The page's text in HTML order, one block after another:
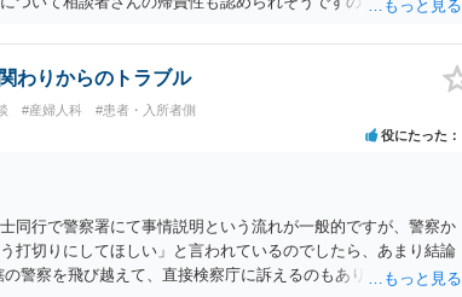
わりからのトラブル
#産婦人科 #患者・入所者側
役にたった
同行で警察署にて事情説明という流れが一般的ですが、警察か
打切りにしてほしい」と言われているのでしたら、あまり結論
警察を飛び越えて、直接検察庁に訴えるのもありかもしれない